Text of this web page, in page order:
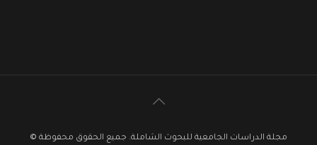
مجلة الدراسات الجامعية للبحوث الشاملة. جميع الحقوق محفوظة ©